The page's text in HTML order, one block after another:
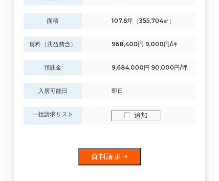
面積 107.6坪（355.704㎡）
賃料（共益費含） 968,400円 9,000円/坪
預託金 9,684,000円 90,000円/坪
入居可能日 即日
一括請求リスト 追加
資料請求